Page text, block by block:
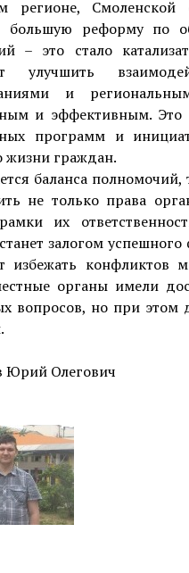
регионе, Смоленской
большую реформу по
– это стало
улучшить
и
и эффективным. Это
программ и
жизни граждан.
баланса
не только права
их
залогом
избежать конфликтов
органы имели
вопросов, но при этом
Юрий Олегович